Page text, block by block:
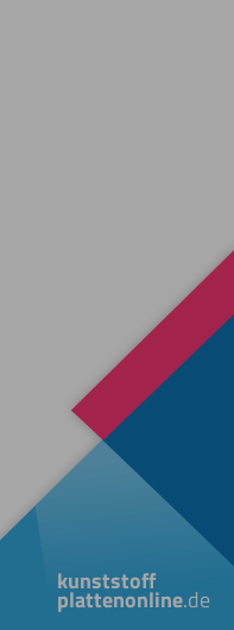
kunststoff
plattenonline.de